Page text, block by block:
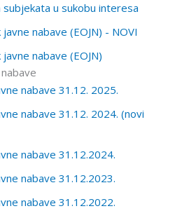
u sukobu interesa
nabave (EOJN) - NOVI
nabave (EOJN)
nabave 31.12. 2025.
nabave 31.12. 2024. (novi
nabave 31.12.2024.
nabave 31.12.2023.
nabave 31.12.2022.